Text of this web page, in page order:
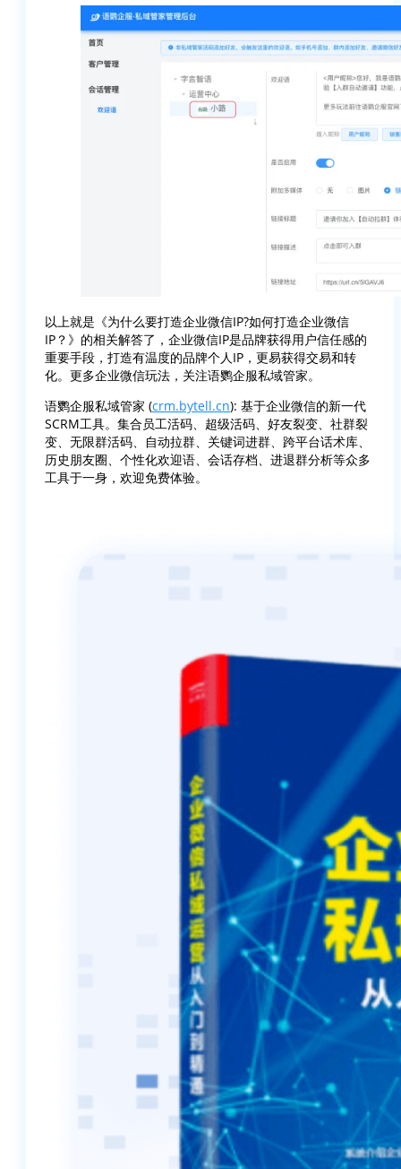
以上就是《为什么要打造企业微信IP?如何打造企业微信
IP？》的相关解答了，企业微信IP是品牌获得用户信任感的
重要手段，打造有温度的品牌个人IP，更易获得交易和转
化。更多企业微信玩法，关注语鹦企服私域管家。
语鹦企服私域管家 (crm.bytell.cn): 基于企业微信的新一代
SCRM工具。集合员工活码、超级活码、好友裂变、社群裂
变、无限群活码、自动拉群、关键词进群、跨平台话术库、
历史朋友圈、个性化欢迎语、会话存档、进退群分析等众多
工具于一身，欢迎免费体验。